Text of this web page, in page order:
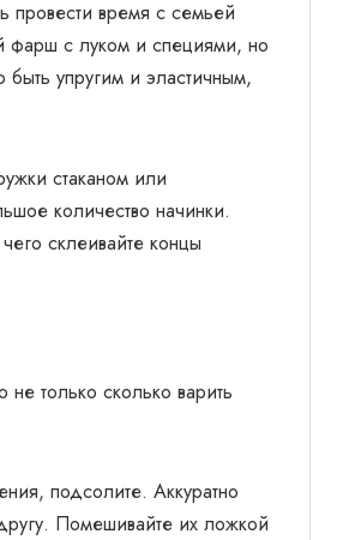
провести время с семьей
фарш с луком и специями, но
упругим и эластичным,
стаканом или
количество начинки.
склеивайте концы
только сколько варить
подсолите. Аккуратно
Помешивайте их ложкой